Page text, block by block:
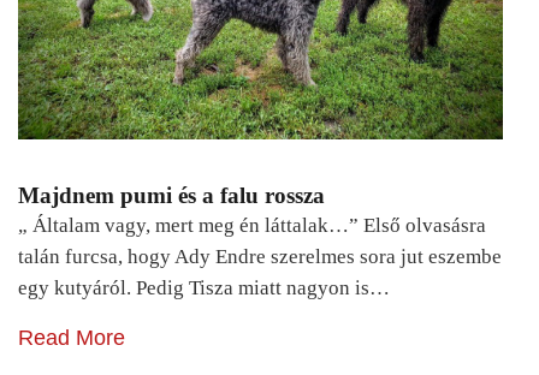
Majdnem pumi és a falu rossza
„ Általam vagy, mert meg én láttalak…” Első olvasásra
talán furcsa, hogy Ady Endre szerelmes sora jut eszembe
egy kutyáról. Pedig Tisza miatt nagyon is…
Read More